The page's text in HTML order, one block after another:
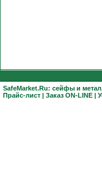
SafeMarket.Ru: сейфы и
Прайс-лист | Заказ ON-LINE |